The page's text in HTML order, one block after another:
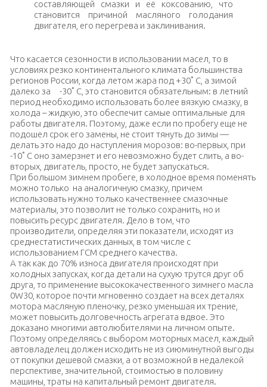
составляющей смазки и её коксованию, что
становится причиной масляного голодания
двигателя, его перегрева и заклинивания.
Что касается сезонности в использовании масел, то в
условиях резко континентального климата большинства
регионов России, когда летом жара под +30˚ С, а зимой
далеко за -30˚ С, это становится обязательным: в летний
период необходимо использовать более вязкую смазку, в
холода – жидкую, это обеспечит самые оптимальные для
работы двигателя. Поэтому, даже если по пробегу еще не
подошел срок его замены, не стоит тянуть до зимы —
делать это надо до наступления морозов: во-первых, при
-10˚ С оно замерзнет и его невозможно будет слить, а во-
вторых, двигатель, просто, не будет запускаться.
При большом зимнем пробеге, в холодное время поменять
можно только на аналогичную смазку, причем
использовать нужно только качественнее смазочные
материалы, это позволит не только сохранить, но и
повысить ресурс двигателя. Дело в том, что
производители, определяя эти показатели, исходят из
среднестатистических данных, в том числе с
использованием ГСМ среднего качества.
А так как до 70% износа двигателя происходят при
холодных запусках, когда детали на сухую трутся друг об
друга, то применение высококачественного зимнего масла
0W30, которое почти мгновенно создает на всех деталях
мотора масляную пленочку, резко уменьшая их трение,
может повысить долговечность агрегата вдвое. Это
доказано многими автолюбителями на личном опыте.
Поэтому определяясь с выбором моторных масел, каждый
автовладелец должен исходить не из сиюминутной выгоды
от покупки дешевой смазки, а от возможной в недалекой
перспективе, значительной, стоимостью в половину
машины, траты на капитальный ремонт двигателя.